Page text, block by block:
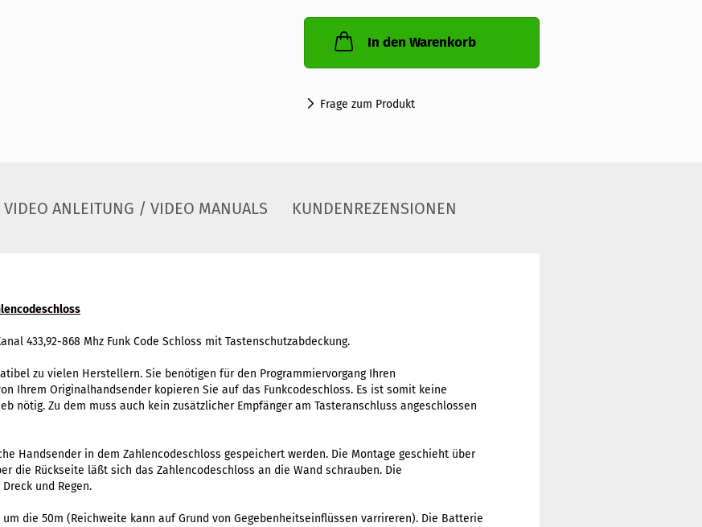
In den Warenkorb
Frage zum Produkt
VIDEO ANLEITUNG / VIDEO MANUALS KUNDENREZENSIONEN
433,92-868 Mhz Funk Code Schloss mit Tastenschutzabdeckung.
zu vielen Herstellern. Sie benötigen für den Programmiervorgang Ihren
Ihrem Originalhandsender kopieren Sie auf das Funkcodeschloss. Es ist somit keine
nötig. Zu dem muss auch kein zusätzlicher Empfänger am Tasteranschluss angeschlossen
Handsender in dem Zahlencodeschloss gespeichert werden. Die Montage geschieht über
die Rückseite läßt sich das Zahlencodeschloss an die Wand schrauben. Die
und Regen.
die 50m (Reichweite kann auf Grund von Gegebenheitseinflüssen varrireren). Die Batterie